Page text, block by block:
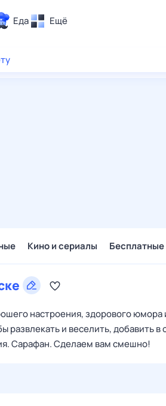
Еда Ещё
Кино и сериалы
настроения, здорового юмора
и веселить, добавить в
Сарафан. Сделаем вам смешно!